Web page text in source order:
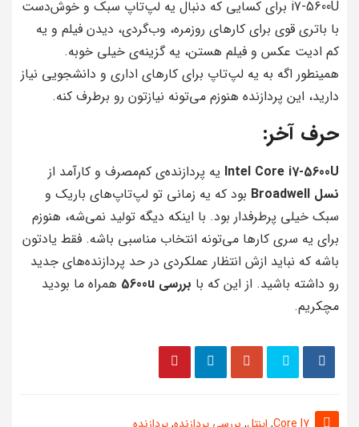
i7-5600U برای کسایی که دنبال یه لپ‌تاپ سبک و خوش‌دست
با باتری قوی برای کارهای روزمره، وب‌گردی، دیدن فیلم و یه
کم ادیت عکس و فیلم هستن، یه گزینه‌ی خیلی خوبه.
همینطور اگه به یه لپ‌تاپ برای کارهای اداری و دانشجویی نیاز
دارید، این پردازنده هنوزم می‌تونه نیازتون رو برطرف کنه.
حرف آخر:
Intel Core i7-5600U یه پردازنده‌ی کم‌مصرف و کارآمد از
نسل Broadwell
بود که یه زمانی تو لپ‌تاپ‌های باریک و
سبک خیلی پرطرفدار بود. با اینکه دیگه تولید نمی‌شه، هنوزم
برای یه سری کارها می‌تونه انتخاب مناسبی باشه. فقط یادتون
باشه که نباید ازش انتظار عملکردی در حد پردازنده‌های جدید
رو داشته باشید. از این که با بررسی 5600u
همراه ما بودید
مچکریم.